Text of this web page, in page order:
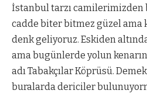
İstanbul tarzı camilerimizden
cadde biter bitmez güzel ama
denk geliyoruz. Eskiden
ama bugünlerde yolun
adı Tabakçılar Köprüsü.
buralarda dericiler